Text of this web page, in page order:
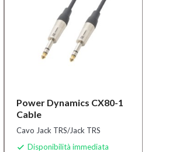
Power Dynamics CX80-1
Cable
Cavo Jack TRS/Jack TRS
 Disponibilità immediata